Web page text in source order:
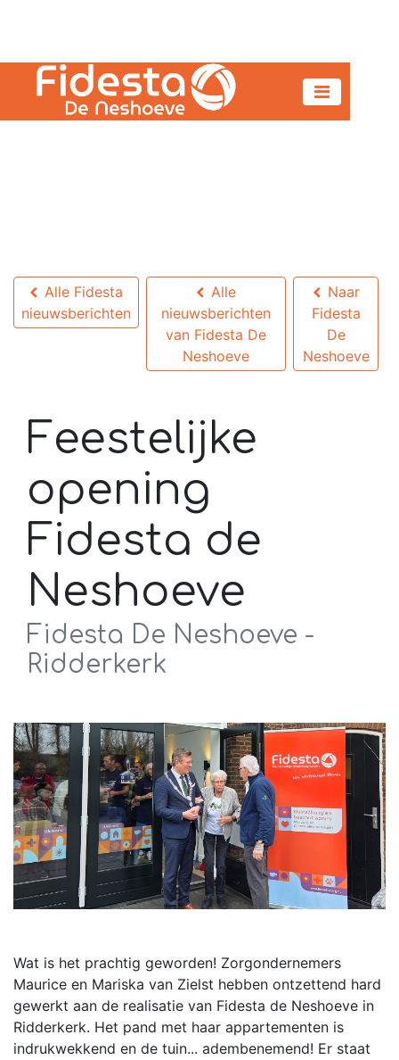
Alle Fidesta
nieuwsberichten
Alle
nieuwsberichten
van Fidesta De
Neshoeve
Naar
Fidesta
De
Neshoeve
Feestelijke
opening
Fidesta de
Neshoeve
Fidesta De Neshoeve -
Ridderkerk
Wat is het prachtig geworden! Zorgondernemers
Maurice en Mariska van Zielst hebben ontzettend hard
gewerkt aan de realisatie van Fidesta de Neshoeve in
Ridderkerk. Het pand met haar appartementen is
indrukwekkend en de tuin... adembenemend! Er staat